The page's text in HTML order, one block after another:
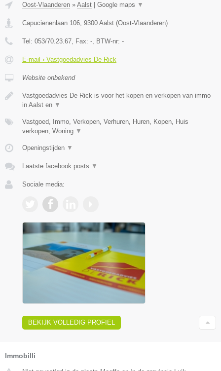
Oost-Vlaanderen » Aalst Google maps ▼
Capucienenlaan 106 9300 Aalst (Oost-Vlaanderen)
Tel: 053/70.23.67 , Fax: - , BTW-nr: -
E-mail › Vastgoedadvies De Rick
Website onbekend
Vastgoedadvies De Rick is voor het kopen en verkopen van immo
in Aalst en ▼
Vastgoed, Immo, Verkopen, Verhuren, Huren, Kopen, Huis
verkopen, Woning ▼
Openingstijden ▼
Laatste facebook posts ▼
Sociale media:
BEKIJK VOLLEDIG PROFIEL
Immobilli